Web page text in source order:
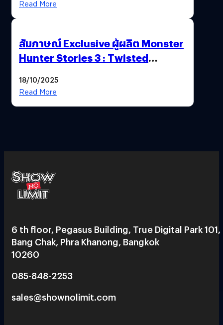
Read More
สัมภาษณ์ Exclusive ผู้ผลิต Monster
Hunter Stories 3 : Twisted
สวยฉ่ำ !
18/10/2025
Read More
6 th floor, Pegasus Building, True Digital Park 101,
Bang Chak, Phra Khanong, Bangkok
10260
085-848-2253
sales@shownolimit.com